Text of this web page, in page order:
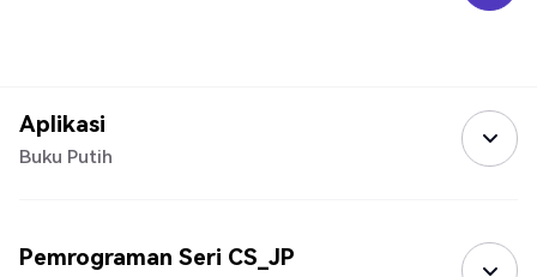
Aplikasi
Buku Putih
Pemrograman Seri CS_JP